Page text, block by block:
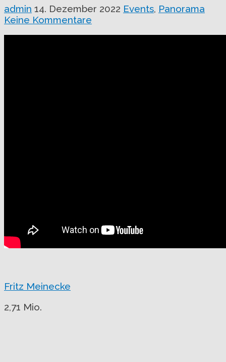
admin 14. Dezember 2022 Events, Panorama
Keine Kommentare
Fritz Meinecke
2,71 Mio.